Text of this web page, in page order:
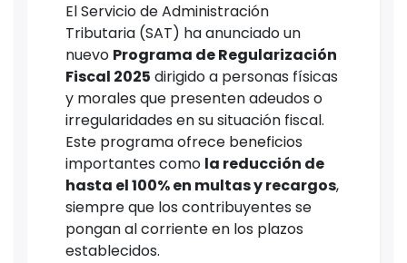
El Servicio de Administración
Tributaria (SAT) ha anunciado un
nuevo Programa de Regularización
Fiscal 2025 dirigido a personas físicas
y morales que presenten adeudos o
irregularidades en su situación fiscal.
Este programa ofrece beneficios
importantes como la reducción de
hasta el 100% en multas y recargos,
siempre que los contribuyentes se
pongan al corriente en los plazos
establecidos.